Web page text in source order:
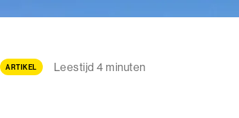
ARTIKEL Leestijd 4 minuten